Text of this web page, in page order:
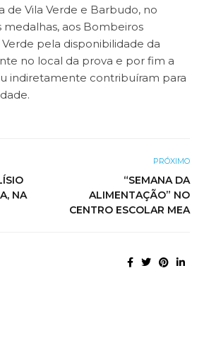
de Vila Verde e Barbudo, no
aos Bombeiros
pela disponibilidade da
no local da prova e por fim a
indiretamente contribuíram para
NA
PRÓXIMO
“SEMANA DA
ALIMENTAÇÃO” NO
CENTRO ESCOLAR MEA